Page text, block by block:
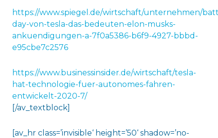
https://www.spiegel.de/wirtschaft/unternehmen/
day-von-tesla-das-bedeuten-elon-musks-
ankuendigungen-a-7f0a5386-b6f9-4927-bbbd-
e95cbe7c2576
https://www.businessinsider.de/wirtschaft/tesla-
hat-technologie-fuer-autonomes-fahren-
entwickelt-2020-7/
[/av_textblock]
[av_hr class=’invisible‘ height=’50‘ shadow=’no-